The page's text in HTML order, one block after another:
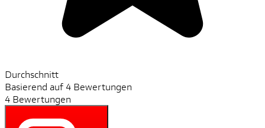
Durchschnitt
Basierend auf 4 Bewertungen
4 Bewertungen